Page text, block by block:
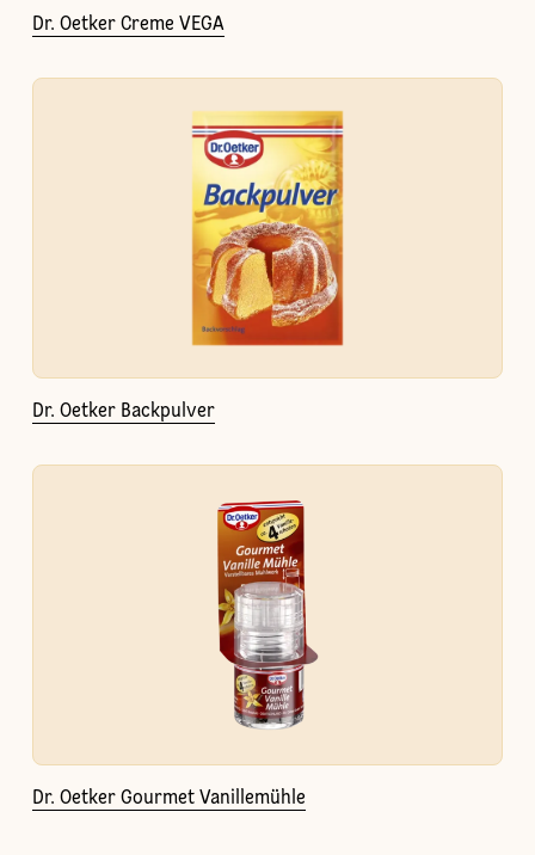
Dr. Oetker Creme VEGA
Dr. Oetker Backpulver
Dr. Oetker Gourmet Vanillemühle